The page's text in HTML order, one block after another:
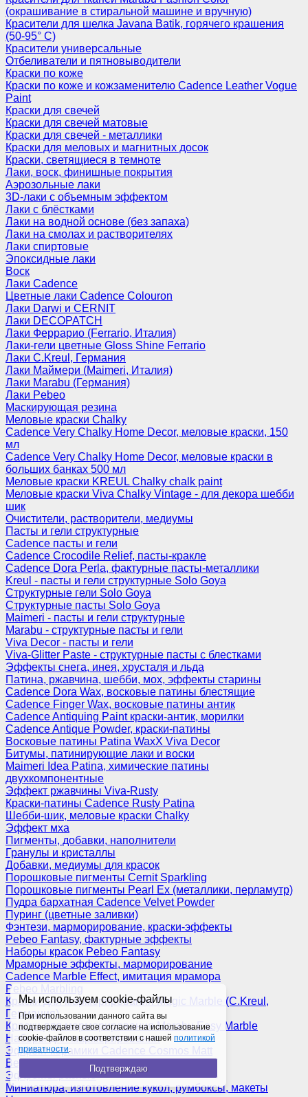
(окрашивание в стиральной машине и вручную)
Красители для шелка Javana Batik, горячего крашения
(50-95° С)
Красители универсальные
Отбеливатели и пятновыводители
Краски по коже
Краски по коже и кожзаменителю Cadence Leather Vogue
Paint
Краски для свечей
Краски для свечей матовые
Краски для свечей - металлики
Краски для меловых и магнитных досок
Краски, светящиеся в темноте
Лаки, воск, финишные покрытия
Аэрозольные лаки
3D-лаки с объемным эффектом
Лаки с блёстками
Лаки на водной основе (без запаха)
Лаки на смолах и растворителях
Лаки спиртовые
Эпоксидные лаки
Воск
Лаки Cadence
Цветные лаки Cadence Colouron
Лаки Darwi и CERNIT
Лаки DECOPATCH
Лаки Феррарио (Ferrario, Италия)
Лаки-гели цветные Gloss Shine Ferrario
Лаки C.Kreul, Германия
Лаки Маймери (Maimeri, Италия)
Лаки Marabu (Германия)
Лаки Pebeo
Маскирующая резина
Меловые краски Chalky
Cadence Very Chalky Home Decor, меловые краски, 150
мл
Cadence Very Chalky Home Decor, меловые краски в
больших банках 500 мл
Меловые краски KREUL Chalky chalk paint
Меловые краски Viva Chalky Vintage - для декора шебби
шик
Очистители, растворители, медиумы
Пасты и гели структурные
Cadence пасты и гели
Cadence Crocodile Relief, пасты-кракле
Cadence Dora Perla, фактурные пасты-металлики
Kreul - пасты и гели структурные Solo Goya
Структурные гели Solo Goya
Структурные пасты Solo Goya
Maimeri - пасты и гели структурные
Marabu - структурные пасты и гели
Viva Decor - пасты и гели
Viva-Glitter Paste - структурные пасты с блестками
Эффекты снега, инея, хрусталя и льда
Патина, ржавчина, шебби, мох, эффекты старины
Cadence Dora Wax, восковые патины блестящие
Cadence Finger Wax, восковые патины антик
Сadence Antiquing Paint краски-антик, морилки
Cadence Antique Powder, краски-патины
Восковые патины Patina WaxX Viva Decor
Битумы, патинирующие лаки и воски
Maimeri Idea Patina, химические патины
двухкомпонентные
Эффект ржавчины Viva-Rusty
Краски-патины Cadence Rusty Patina
Шебби-шик, меловые краски Chalky
Эффект мха
Пигменты, добавки, наполнители
Гранулы и кристаллы
Добавки, медиумы для красок
Порошковые пигменты Cernit Sparkling
Порошковые пигменты Pearl Ex (металлики, перламутр)
Пудра бархатная Cadence Velvet Powder
Пуринг (цветные заливки)
Фэнтези, марморирование, краски-эффекты
Pebeo Fantasy, фактурные эффекты
Наборы красок Pebeo Fantasy
Мраморные эффекты, марморирование
Cadence Marble Effect, имитация мрамора
Pebeo Marbling
Краски для марморирования Magic Marble (C.Kreul,
Германия)
Краски для марморирования Marabu Easy Marble
Наборы для марморирования
Эффект керамики Cadence Cosmos Matt
Венецианская штукатурка
Эффекты разные
Миниатюра, изготовление кукол, румбоксы, макеты
Мы используем cookie-файлы
При использовании данного сайта вы
подтверждаете свое согласие на использование
cookie-файлов в соответствии с нашей политикой
приватности.
Подтверждаю